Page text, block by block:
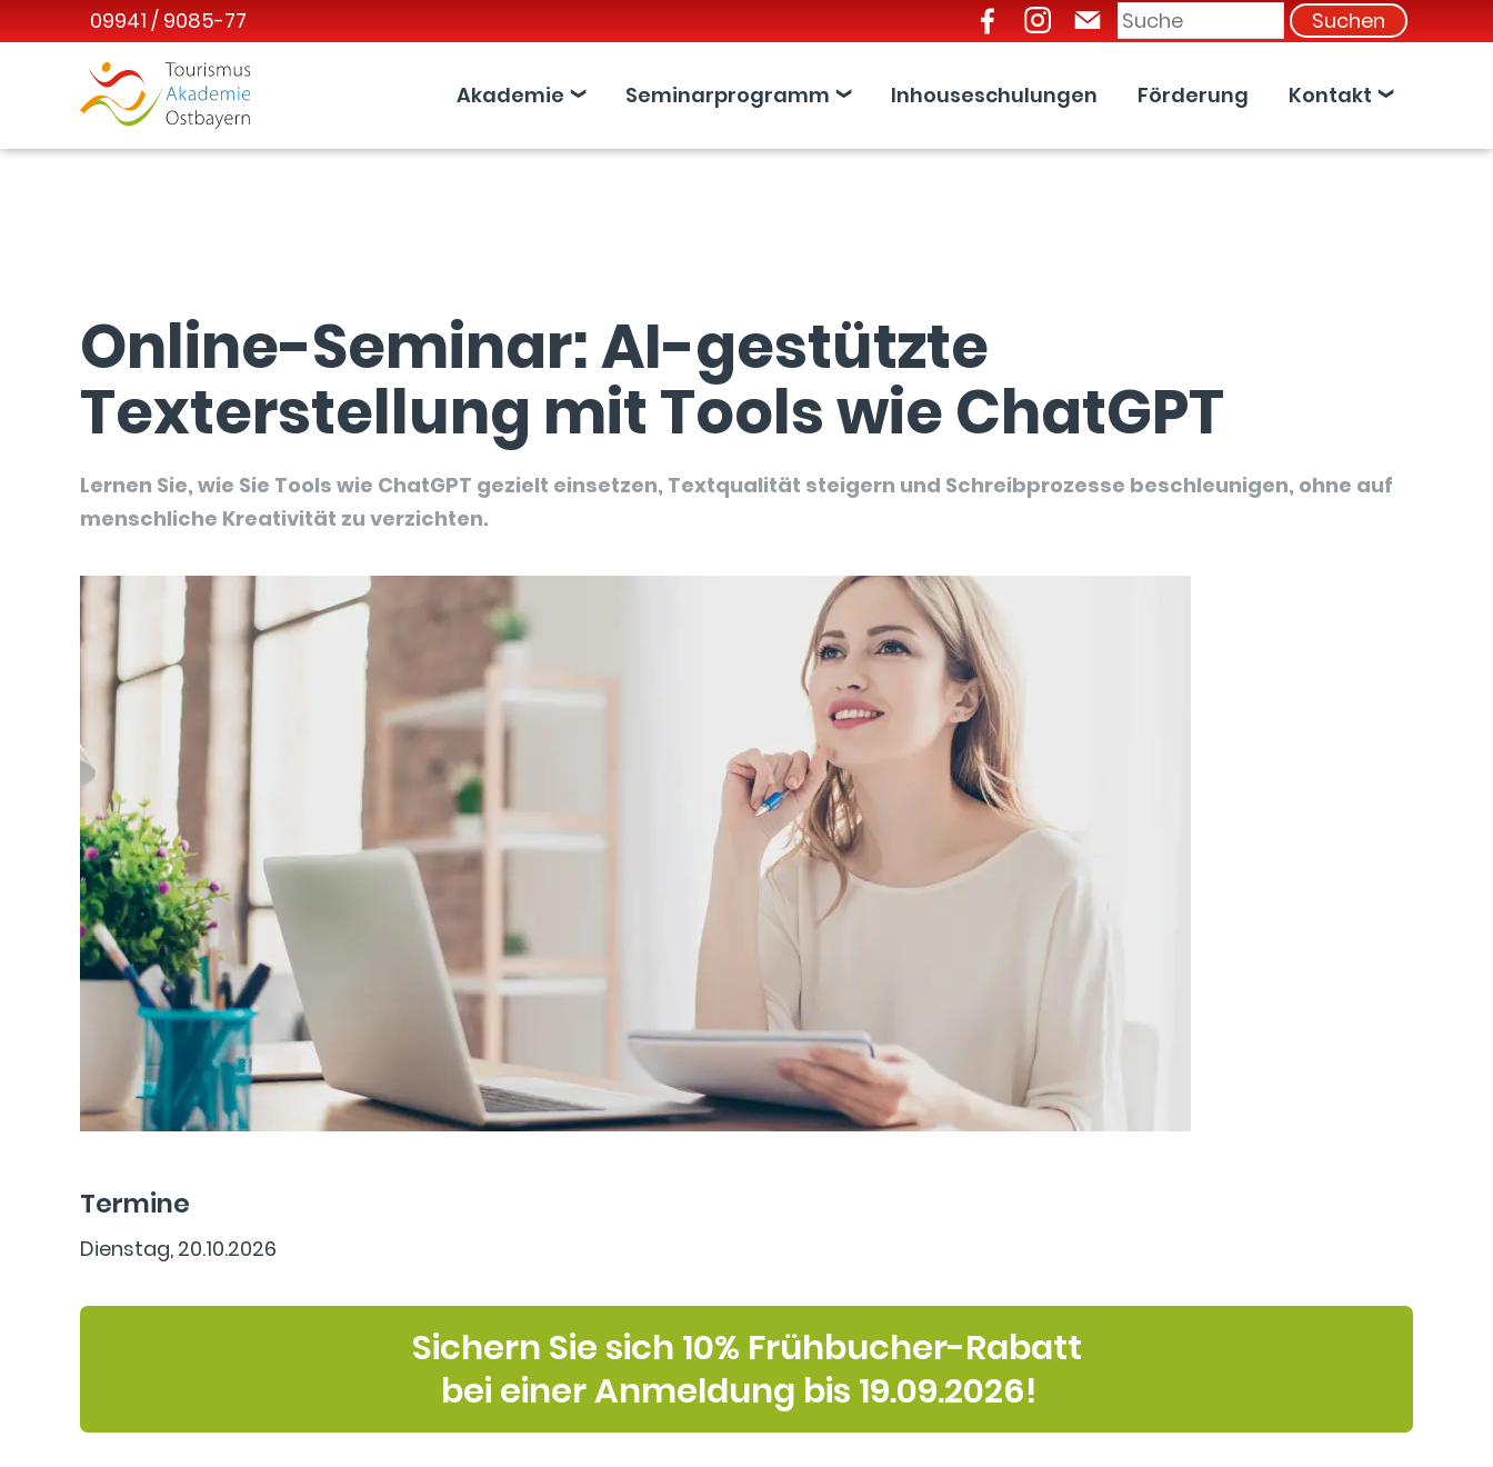
Suchen
09941 / 9085-77
Akademie Seminarprogramm Inhouseschulungen Förderung Kontakt
Online-Seminar: AI-gestützte
Texterstellung mit Tools wie ChatGPT
Lernen Sie, wie Sie Tools wie ChatGPT gezielt einsetzen, Textqualität steigern und Schreibprozesse beschleunigen, ohne auf
menschliche Kreativität zu verzichten.
Termine
Dienstag, 20.10.2026
Sichern Sie sich 10% Frühbucher-Rabatt
bei einer Anmeldung bis 19.09.2026!